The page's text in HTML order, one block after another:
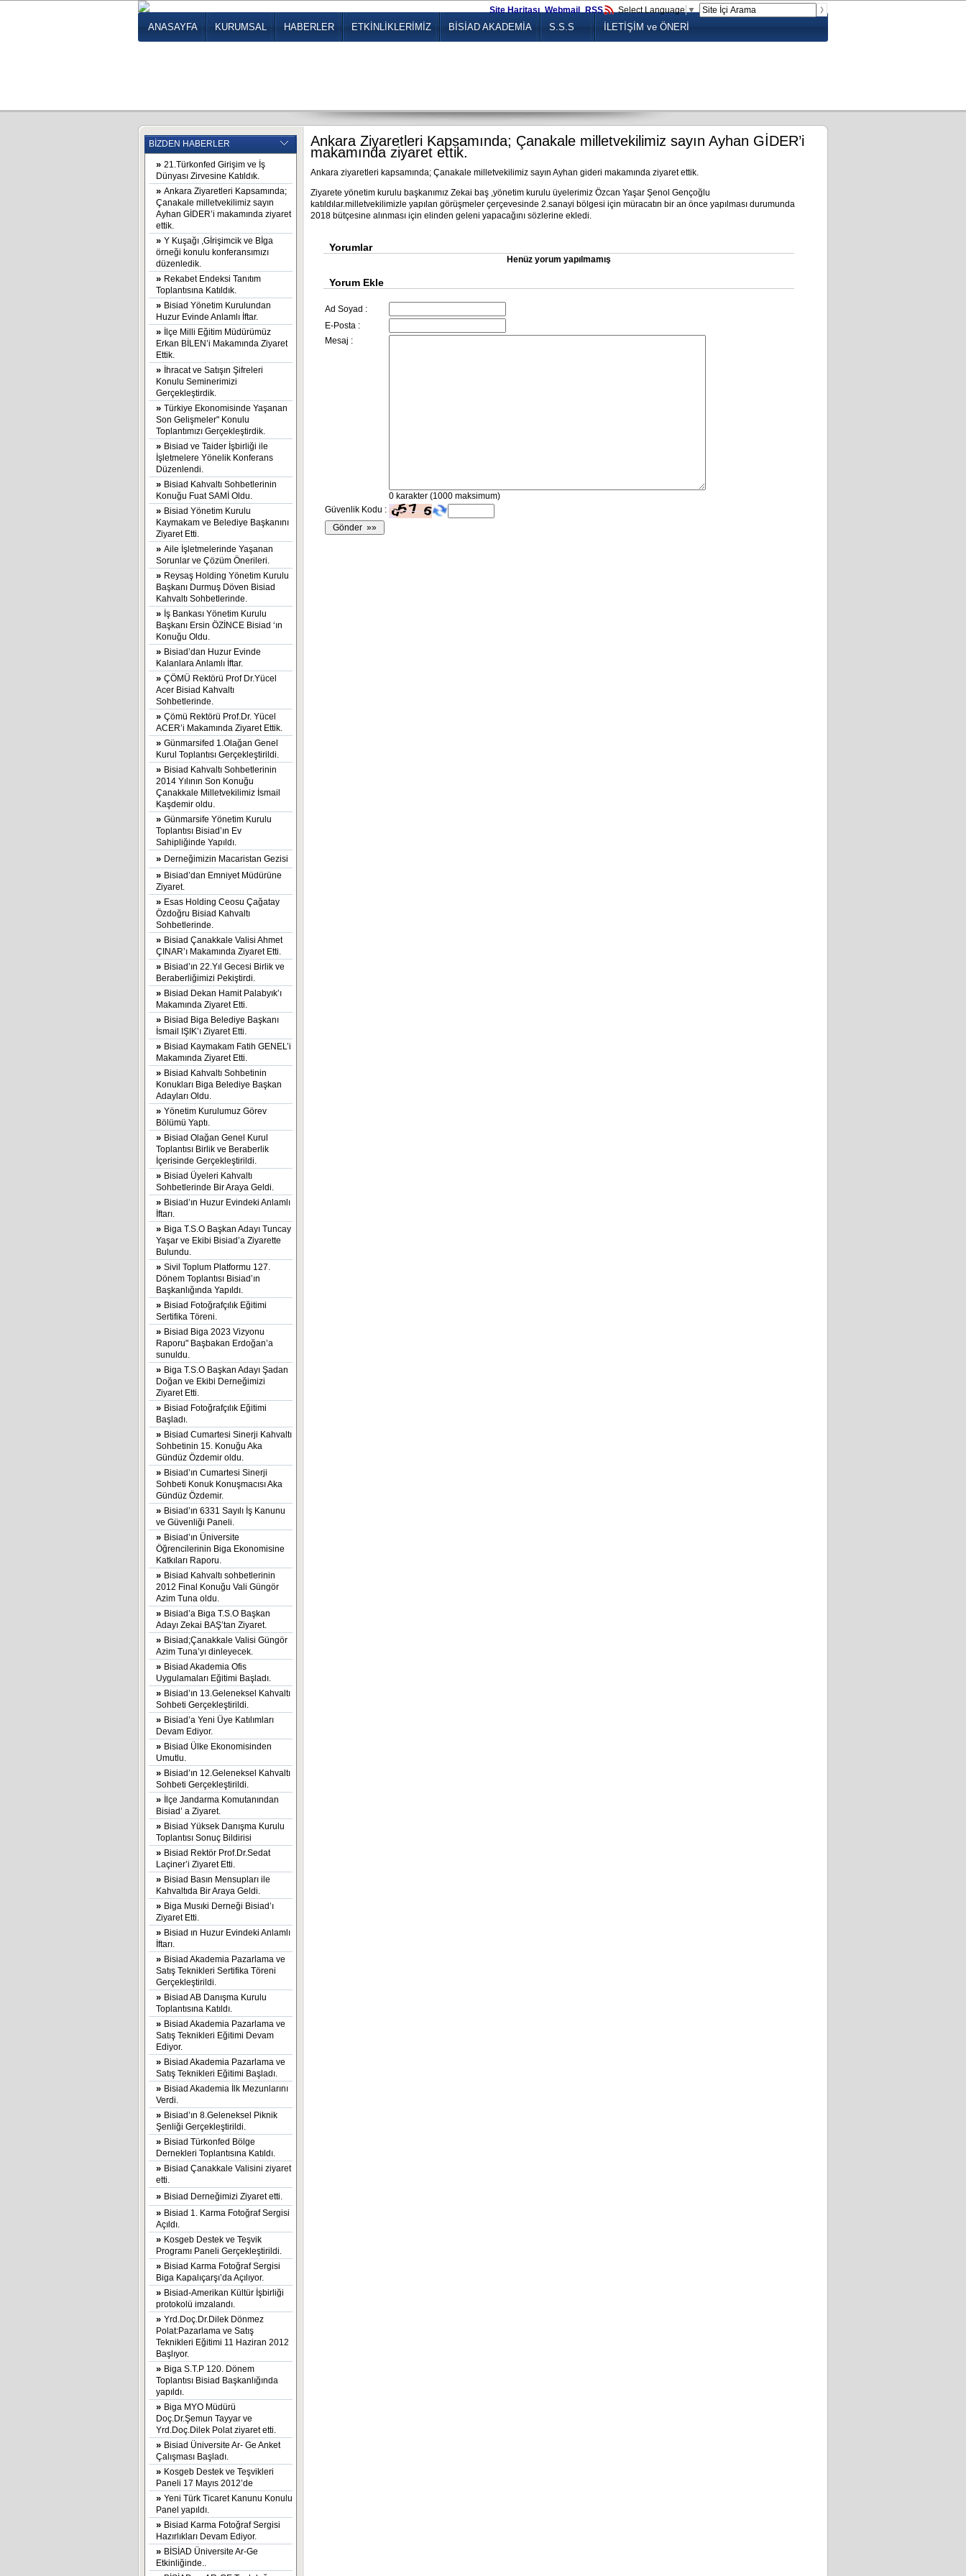
Site Haritası Webmail RSS Select Language ▼
ANASAYFA KURUMSAL HABERLER ETKİNLİKLERİMİZ BİSİAD AKADEMİA S.S.S İLETİŞİM ve ÖNERİ
BİZDEN HABERLER
» 21.Türkonfed Girişim ve İş
Dünyası Zirvesine Katıldık.
» Ankara Ziyaretleri Kapsamında;
Çanakale milletvekilimiz sayın
Ayhan GİDER’i makamında ziyaret
ettik.
» Y Kuşağı ,Gİrişimcik ve Bİga
örneği konulu konferansımızı
düzenledik.
» Rekabet Endeksi Tanıtım
Toplantısına Katıldık.
» Bisiad Yönetim Kurulundan
Huzur Evinde Anlamlı İftar.
»
İlçe Milli Eğitim Müdürümüz
Erkan BİLEN’i Makamında Ziyaret
Ettik.
» İhracat ve Satışın Şifreleri
Konulu Seminerimizi
Gerçekleştirdik.
» Türkiye Ekonomisinde Yaşanan
Son Gelişmeler" Konulu
Toplantımızı Gerçekleştirdik.
» Bisiad ve Taider İşbirliği ile
İşletmelere Yönelik Konferans
Düzenlendi.
» Bisiad Kahvaltı Sohbetlerinin
Konuğu Fuat SAMİ Oldu.
» Bisiad Yönetim Kurulu
Kaymakam ve Belediye Başkanını
Ziyaret Etti.
» Aile İşletmelerinde Yaşanan
Sorunlar ve Çözüm Önerileri.
» Reysaş Holding Yönetim Kurulu
Başkanı Durmuş Döven Bisiad
Kahvaltı Sohbetlerinde.
» İş Bankası Yönetim Kurulu
Başkanı Ersin ÖZİNCE Bisiad ‘ın
Konuğu Oldu.
» Bisiad’dan Huzur Evinde
Kalanlara Anlamlı İftar.
» ÇÖMÜ Rektörü Prof Dr.Yücel
Acer Bisiad Kahvaltı
Sohbetlerinde.
» Çömü Rektörü Prof.Dr. Yücel
ACER’i Makamında Ziyaret Ettik.
» Günmarsifed 1.Olağan Genel
Kurul Toplantısı Gerçekleştirildi.
» Bisiad Kahvaltı Sohbetlerinin
2014 Yılının Son Konuğu
Çanakkale Milletvekilimiz İsmail
Kaşdemir oldu.
» Günmarsife Yönetim Kurulu
Toplantısı Bisiad’ın Ev
Sahipliğinde Yapıldı.
» Derneğimizin Macaristan Gezisi
» Bisiad’dan Emniyet Müdürüne
Ziyaret.
» Esas Holding Ceosu Çağatay
Özdoğru Bisiad Kahvaltı
Sohbetlerinde.
» Bisiad Çanakkale Valisi Ahmet
ÇINAR’ı Makamında Ziyaret Etti.
» Bisiad’ın 22.Yıl Gecesi Birlik ve
Beraberliğimizi Pekiştirdi.
» Bisiad Dekan Hamit Palabyık’ı
Makamında Ziyaret Etti.
» Bisiad Biga Belediye Başkanı
İsmail IŞIK’ı Ziyaret Etti.
» Bisiad Kaymakam Fatih GENEL’i
Makamında Ziyaret Etti.
» Bisiad Kahvaltı Sohbetinin
Konukları Biga Belediye Başkan
Adayları Oldu.
» Yönetim Kurulumuz Görev
Bölümü Yaptı.
» Bisiad Olağan Genel Kurul
Toplantısı Birlik ve Beraberlik
İçerisinde Gerçekleştirildi.
» Bisiad Üyeleri Kahvaltı
Sohbetlerinde Bir Araya Geldi.
» Bisiad’ın Huzur Evindeki Anlamlı
İftarı.
» Biga T.S.O Başkan Adayı Tuncay
Yaşar ve Ekibi Bisiad’a Ziyarette
Bulundu.
» Sivil Toplum Platformu 127.
Dönem Toplantısı Bisiad’ın
Başkanlığında Yapıldı.
» Bisiad Fotoğrafçılık Eğitimi
Sertifika Töreni.
» Bisiad Biga 2023 Vizyonu
Raporu" Başbakan Erdoğan’a
sunuldu.
» Biga T.S.O Başkan Adayı Şadan
Doğan ve Ekibi Derneğimizi
Ziyaret Etti.
» Bisiad Fotoğrafçılık Eğitimi
Başladı.
» Bisiad Cumartesi Sinerji Kahvaltı
Sohbetinin 15. Konuğu Aka
Gündüz Özdemir oldu.
» Bisiad’ın Cumartesi Sinerji
Sohbeti Konuk Konuşmacısı Aka
Gündüz Özdemir.
» Bisiad’ın 6331 Sayılı İş Kanunu
ve Güvenliği Paneli.
» Bisiad’ın Üniversite
Öğrencilerinin Biga Ekonomisine
Katkıları Raporu.
» Bisiad Kahvaltı sohbetlerinin
2012 Final Konuğu Vali Güngör
Azim Tuna oldu.
» Bisiad’a Biga T.S.O Başkan
Adayı Zekai BAŞ’tan Ziyaret.
» Bisiad;Çanakkale Valisi Güngör
Azim Tuna’yı dinleyecek.
» Bisiad Akademia Ofis
Uygulamaları Eğitimi Başladı.
» Bisiad’ın 13.Geleneksel Kahvaltı
Sohbeti Gerçekleştirildi.
» Bisiad’a Yeni Üye Katılımları
Devam Ediyor.
» Bisiad Ülke Ekonomisinden
Umutlu.
» Bisiad’ın 12.Geleneksel Kahvaltı
Sohbeti Gerçekleştirildi.
»
İlçe Jandarma Komutanından
Bisiad’ a Ziyaret.
» Bisiad Yüksek Danışma Kurulu
Toplantısı Sonuç Bildirisi
» Bisiad Rektör Prof.Dr.Sedat
Laçiner’i Ziyaret Etti.
» Bisiad Basın Mensupları ile
Kahvaltıda Bir Araya Geldi.
» Biga Musıki Derneği Bisiad’ı
Ziyaret Etti.
» Bisiad ın Huzur Evindeki Anlamlı
İftarı.
» Bisiad Akademia Pazarlama ve
Satış Teknikleri Sertifika Töreni
Gerçekleştirildi.
» Bisiad AB Danışma Kurulu
Toplantısına Katıldı.
» Bisiad Akademia Pazarlama ve
Satış Teknikleri Eğitimi Devam
Ediyor.
» Bisiad Akademia Pazarlama ve
Satış Teknikleri Eğitimi Başladı.
» Bisiad Akademia İlk Mezunlarını
Verdi.
» Bisiad’ın 8.Geleneksel Piknik
Şenliği Gerçekleştirildi.
» Bisiad Türkonfed Bölge
Dernekleri Toplantısına Katıldı.
» Bisiad Çanakkale Valisini ziyaret
etti.
» Bisiad Derneğimizi Ziyaret etti.
» Bisiad 1. Karma Fotoğraf Sergisi
Açıldı.
» Kosgeb Destek ve Teşvik
Programı Paneli Gerçekleştirildi.
» Bisiad Karma Fotoğraf Sergisi
Biga Kapalıçarşı’da Açılıyor.
» Bisiad-Amerikan Kültür İşbirliği
protokolü imzalandı.
» Yrd.Doç.Dr.Dilek Dönmez
Polat:Pazarlama ve Satış
Teknikleri Eğitimi 11 Haziran 2012
Başlıyor.
» Biga S.T.P 120. Dönem
Toplantısı Bisiad Başkanlığında
yapıldı.
» Biga MYO Müdürü
Doç.Dr.Şemun Tayyar ve
Yrd.Doç.Dilek Polat ziyaret etti.
» Bisiad Üniversite Ar- Ge Anket
Çalışması Başladı.
» Kosgeb Destek ve Teşvikleri
Paneli 17 Mayıs 2012’de
» Yeni Türk Ticaret Kanunu Konulu
Panel yapıldı.
» Bisiad Karma Fotoğraf Sergisi
Hazırlıkları Devam Ediyor.
» BİSİAD Üniversite Ar-Ge
Etkinliğinde..
Ankara Ziyaretleri Kapsamında; Çanakale milletvekilimiz sayın Ayhan GİDER’i
makamında ziyaret ettik.
Ankara ziyaretleri kapsamında; Çanakale milletvekilimiz sayın Ayhan gideri makamında ziyaret ettik.
Ziyarete yönetim kurulu başkanımız Zekai baş ,yönetim kurulu üyelerimiz Özcan Yaşar Şenol Gençoğlu
katıldılar.milletvekilimizle yapılan görüşmeler çerçevesinde 2.sanayi bölgesi için müracatın bir an önce yapılması durumunda
2018 bütçesine alınması için elinden geleni yapacağını sözlerine ekledi.
Yorumlar
Henüz yorum yapılmamış
Yorum Ekle
Ad Soyad :
E-Posta :
Mesaj :
0karakter (1000 maksimum)
Güvenlik Kodu :